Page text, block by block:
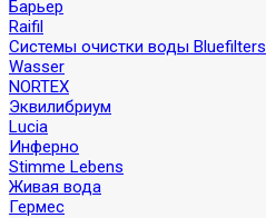
Барьер
Raifil
Системы очистки воды Bluefilters
Wasser
NORTEX
Эквилибриум
Lucia
Инферно
Stimme Lebens
Живая вода
Гермес